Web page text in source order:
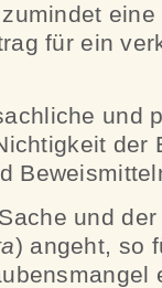
für ein
und
der
und
) angeht, so